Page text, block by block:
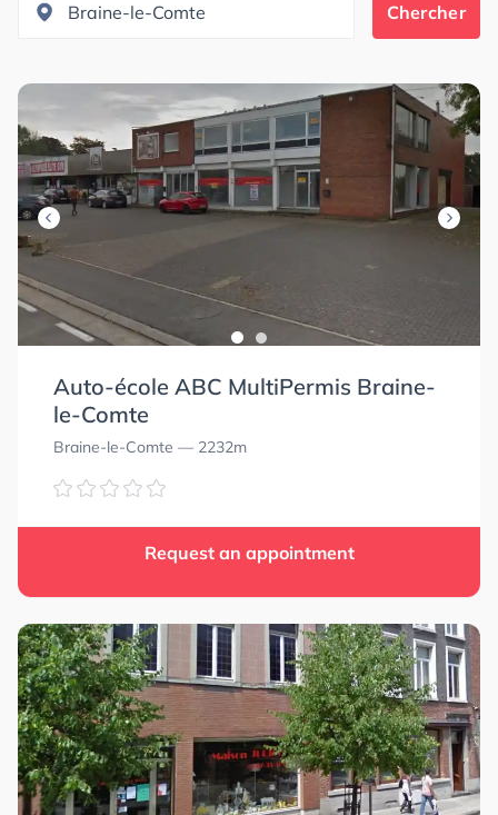
Chercher
Auto-école ABC MultiPermis Braine-
le-Comte
Braine-le-Comte — 2232m
Request an appointment